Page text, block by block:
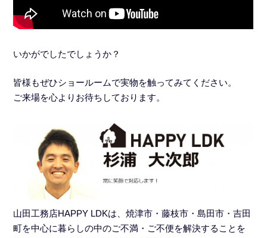
いかがでしたでしょうか？
皆様もぜひショールームで実物を触ってみてください。
ご来場を心よりお待ちしております。
山田工務店HAPPY LDKは、焼津市・藤枝市・島田市・吉田
町を中心に暮らしの中のご不満・ご不便を解決することを